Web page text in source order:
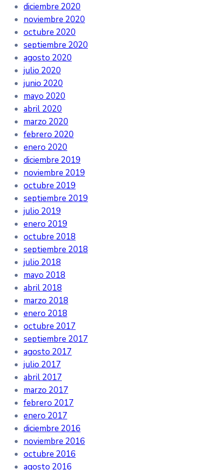
diciembre 2020
noviembre 2020
octubre 2020
septiembre 2020
agosto 2020
julio 2020
junio 2020
mayo 2020
abril 2020
marzo 2020
febrero 2020
enero 2020
diciembre 2019
noviembre 2019
octubre 2019
septiembre 2019
julio 2019
enero 2019
octubre 2018
septiembre 2018
julio 2018
mayo 2018
abril 2018
marzo 2018
enero 2018
octubre 2017
septiembre 2017
agosto 2017
julio 2017
abril 2017
marzo 2017
febrero 2017
enero 2017
diciembre 2016
noviembre 2016
octubre 2016
agosto 2016